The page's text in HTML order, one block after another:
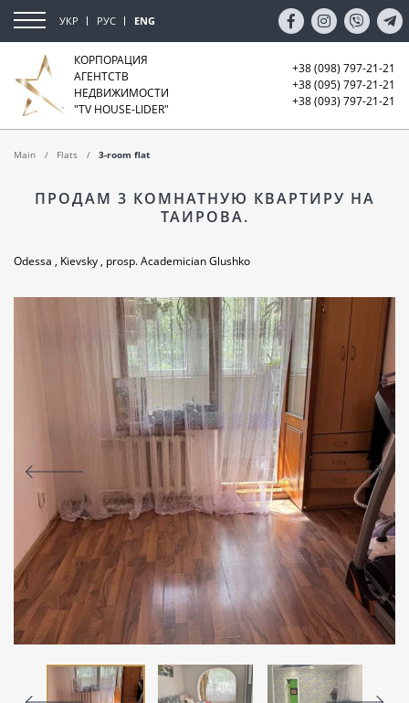
УКР РУС ENG
КОРПОРАЦИЯ
АГЕНТСТВ
НЕДВИЖИМОСТИ
"TV HOUSE-LIDER"
+38 (098) 797-21-21
+38 (095) 797-21-21
+38 (093) 797-21-21
Main Flats 3-room flat
ПРОДАМ 3 КОМНАТНУЮ КВАРТИРУ НА
ТАИРОВА.
Odessa , Kievsky , prosp. Academician Glushko